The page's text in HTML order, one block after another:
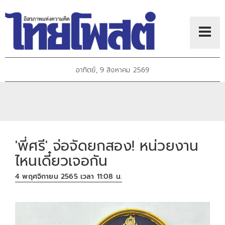
อาทิตย์, 9 สิงหาคม 2569
'พี่ศรี' จ่อจัดยกสอง! หน่วยงาน
ไหนเดี๋ยวเจอกัน
4 พฤศจิกายน 2565 เวลา 11:08 น.